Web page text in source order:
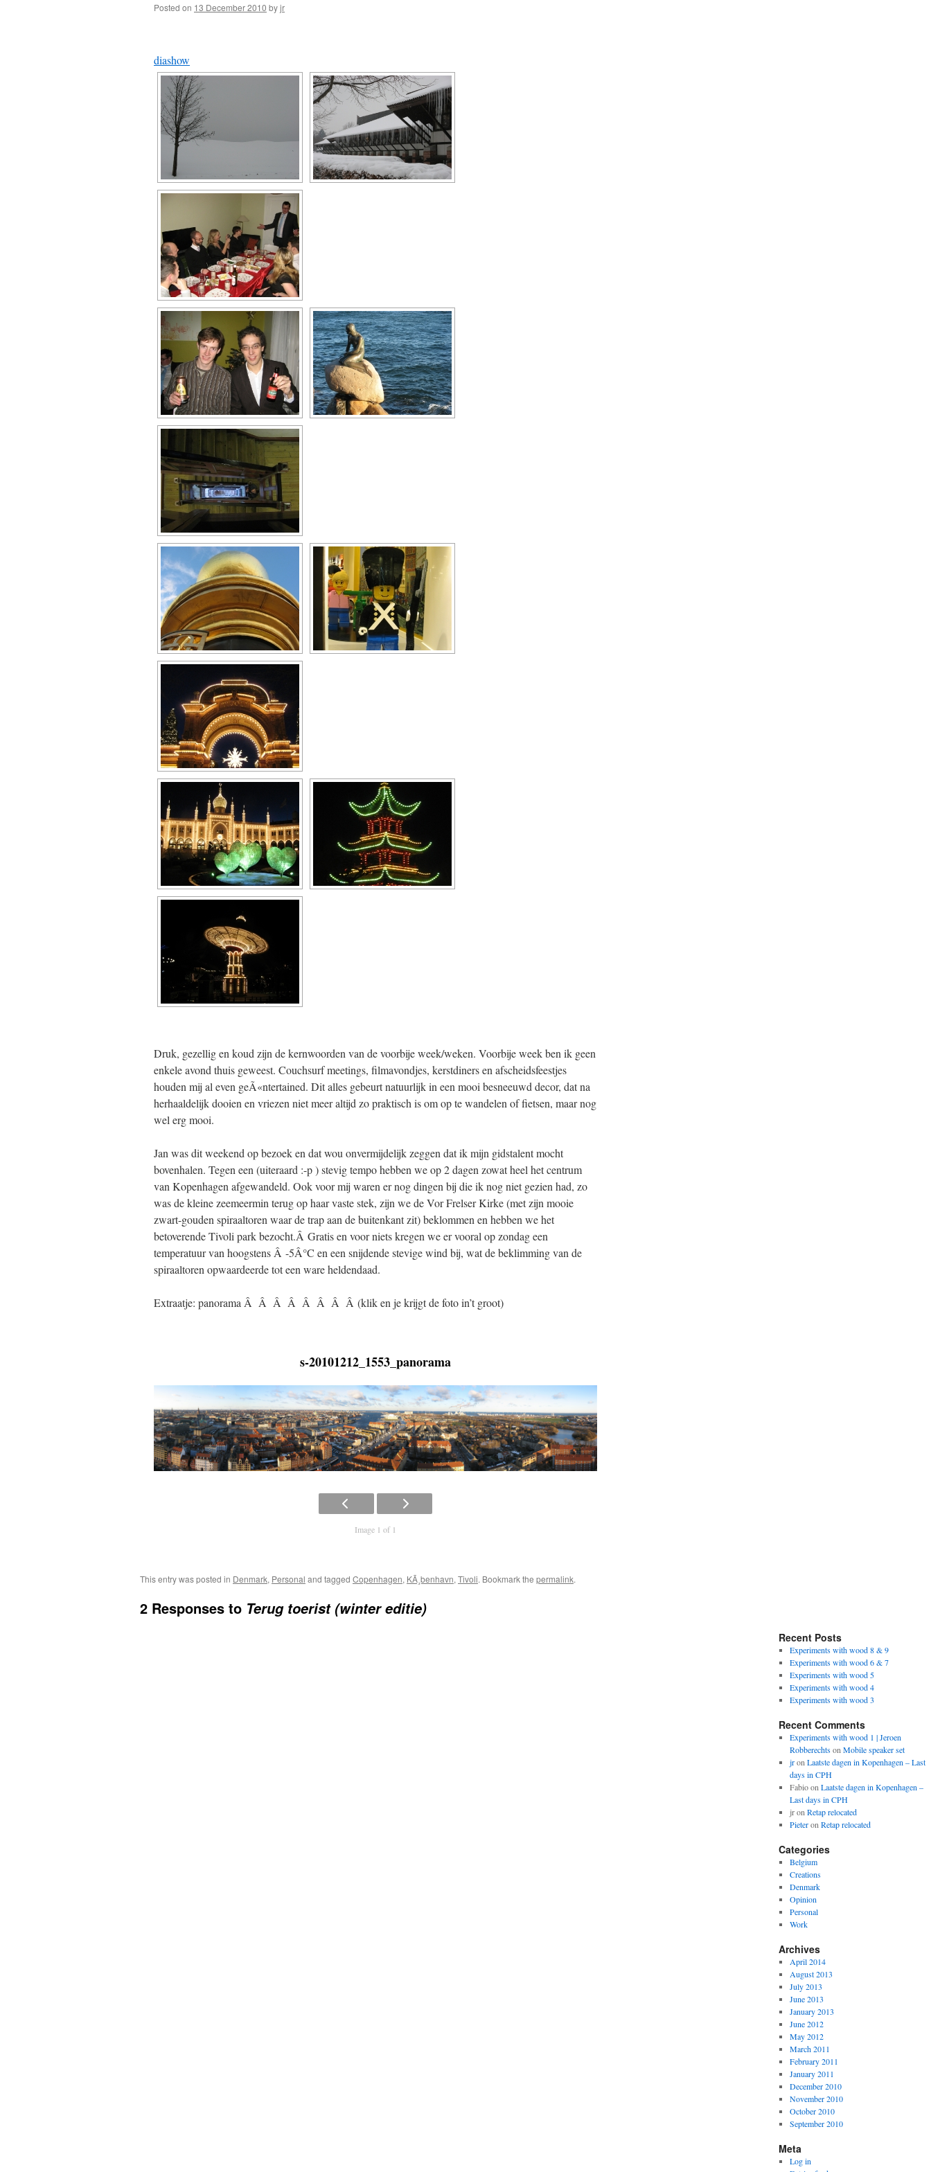
Posted on 13 December 2010 byjr
diashow
Druk, gezellig en koud zijn de kernwoorden van de voorbije week/weken. Voorbije week ben ik geen
enkele avond thuis geweest. Couchsurf meetings, filmavondjes, kerstdiners en afscheidsfeestjes
houden mij al even geÃ«ntertained. Dit alles gebeurt natuurlijk in een mooi besneeuwd decor, dat na
herhaaldelijk dooien en vriezen niet meer altijd zo praktisch is om op te wandelen of fietsen, maar nog
wel erg mooi.
Jan was dit weekend op bezoek en dat wou onvermijdelijk zeggen dat ik mijn gidstalent mocht
bovenhalen. Tegen een (uiteraard :-p ) stevig tempo hebben we op 2 dagen zowat heel het centrum
van Kopenhagen afgewandeld. Ook voor mij waren er nog dingen bij die ik nog niet gezien had, zo
was de kleine zeemeermin terug op haar vaste stek, zijn we de Vor Frelser Kirke (met zijn mooie
zwart-gouden spiraaltoren waar de trap aan de buitenkant zit) beklommen en hebben we het
betoverende Tivoli park bezocht.Â Gratis en voor niets kregen we er vooral op zondag een
temperatuur van hoogstens Â -5Â°C en een snijdende stevige wind bij, wat de beklimming van de
spiraaltoren opwaardeerde tot een ware heldendaad.
Extraatje: panorama Â Â Â Â Â Â Â Â (klik en je krijgt de foto in’t groot)
s-20101212_1553_panorama
Image 1 of 1
This entry was posted in Denmark, Personal and tagged Copenhagen, KÃ¸benhavn, Tivoli. Bookmark the permalink.
2 Responses to Terug toerist (winter editie)
Recent Posts
Experiments with wood 8 & 9
Experiments with wood 6 & 7
Experiments with wood 5
Experiments with wood 4
Experiments with wood 3
Recent Comments
Experiments with wood 1 | Jeroen
RobberechtsonMobile speaker set
jronLaatste dagen in Kopenhagen – Last
days in CPH
FabioonLaatste dagen in Kopenhagen –
Last days in CPH
jronRetap relocated
PieteronRetap relocated
Categories
Belgium
Creations
Denmark
Opinion
Personal
Work
Archives
April 2014
August 2013
July 2013
June 2013
January 2013
June 2012
May 2012
March 2011
February 2011
January 2011
December 2010
November 2010
October 2010
September 2010
Meta
Log in